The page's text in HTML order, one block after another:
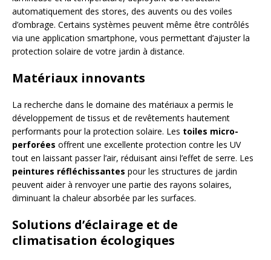
automatiquement des stores, des auvents ou des voiles
d’ombrage. Certains systèmes peuvent même être contrôlés
via une application smartphone, vous permettant d’ajuster la
protection solaire de votre jardin à distance.
Matériaux innovants
La recherche dans le domaine des matériaux a permis le
développement de tissus et de revêtements hautement
performants pour la protection solaire. Les toiles micro-
perforées offrent une excellente protection contre les UV
tout en laissant passer l’air, réduisant ainsi l’effet de serre. Les
peintures réfléchissantes pour les structures de jardin
peuvent aider à renvoyer une partie des rayons solaires,
diminuant la chaleur absorbée par les surfaces.
Solutions d’éclairage et de
climatisation écologiques